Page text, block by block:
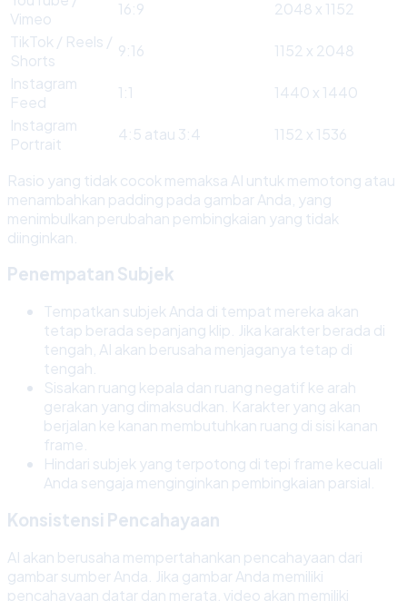
Vimeo
16:9
2048 x 1152
TikTok / Reels /
Shorts
9:16
1152 x 2048
Instagram
Feed
1:1
1440 x 1440
Instagram
Portrait
4:5 atau 3:4 1152 x 1536
Rasio yang tidak cocok memaksa AI untuk memotong atau
menambahkan padding pada gambar Anda, yang
menimbulkan perubahan pembingkaian yang tidak
diinginkan.
Penempatan Subjek
Tempatkan subjek Anda di tempat mereka akan
tetap berada sepanjang klip. Jika karakter berada di
tengah, AI akan berusaha menjaganya tetap di
tengah.
Sisakan ruang kepala dan ruang negatif ke arah
gerakan yang dimaksudkan. Karakter yang akan
berjalan ke kanan membutuhkan ruang di sisi kanan
frame.
Hindari subjek yang terpotong di tepi frame kecuali
Anda sengaja menginginkan pembingkaian parsial.
Konsistensi Pencahayaan
AI akan berusaha mempertahankan pencahayaan dari
gambar sumber Anda. Jika gambar Anda memiliki
pencahayaan datar dan merata, video akan memiliki